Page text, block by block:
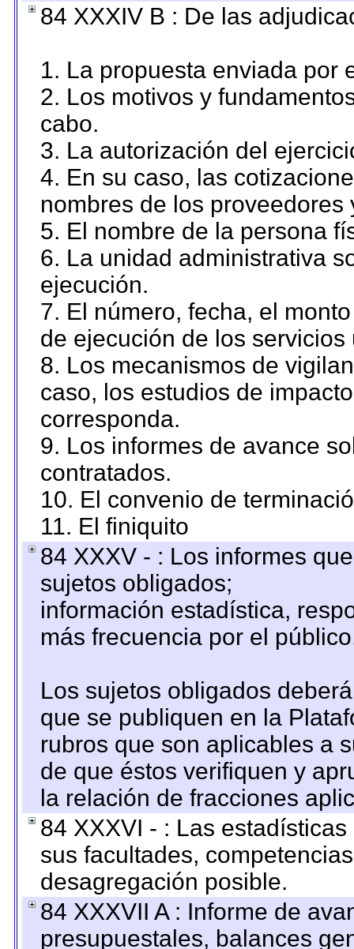
84 XXXIV B : De las
1. La propuesta enviada por
2. Los motivos y
cabo.
3. La autorización del
4. En su caso, las
nombres de los proveedores
5. El nombre de la persona
6. La unidad administrativa
ejecución.
7. El número, fecha, el
de ejecución de los servicios
8. Los mecanismos de
caso, los estudios de
corresponda.
9. Los informes de avance
contratados.
10. El convenio de
11. El finiquito
84 XXXV - : Los informes
sujetos obligados;
información estadística,
más frecuencia por el
Los sujetos obligados
que se publiquen en la
rubros que son aplicables a
de que éstos verifiquen y
la relación de fracciones
84 XXXVI - : Las
sus facultades,
desagregación posible.
84 XXXVII A : Informe de
presupuestales, balances